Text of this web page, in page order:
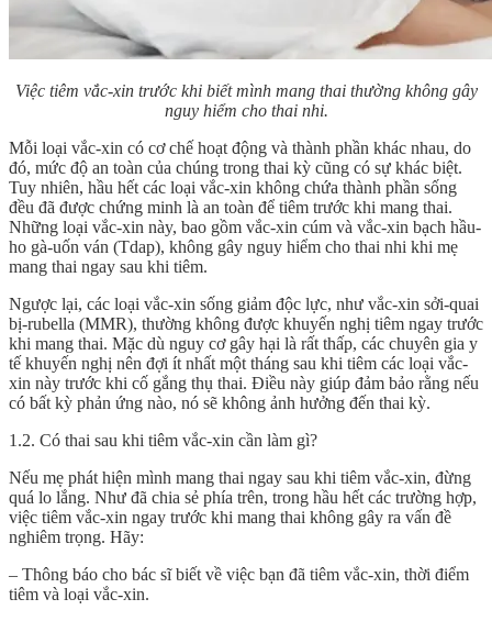
Việc tiêm vắc-xin trước khi biết mình mang thai thường không gây
nguy hiểm cho thai nhi.
Mỗi loại vắc-xin có cơ chế hoạt động và thành phần khác nhau, do
đó, mức độ an toàn của chúng trong thai kỳ cũng có sự khác biệt.
Tuy nhiên, hầu hết các loại vắc-xin không chứa thành phần sống
đều đã được chứng minh là an toàn để tiêm trước khi mang thai.
Những loại vắc-xin này, bao gồm vắc-xin cúm và vắc-xin bạch hầu-
ho gà-uốn ván (Tdap), không gây nguy hiểm cho thai nhi khi mẹ
mang thai ngay sau khi tiêm.
Ngược lại, các loại vắc-xin sống giảm độc lực, như vắc-xin sởi-quai
bị-rubella (MMR), thường không được khuyến nghị tiêm ngay trước
khi mang thai. Mặc dù nguy cơ gây hại là rất thấp, các chuyên gia y
tế khuyến nghị nên đợi ít nhất một tháng sau khi tiêm các loại vắc-
xin này trước khi cố gắng thụ thai. Điều này giúp đảm bảo rằng nếu
có bất kỳ phản ứng nào, nó sẽ không ảnh hưởng đến thai kỳ.
1.2. Có thai sau khi tiêm vắc-xin cần làm gì?
Nếu mẹ phát hiện mình mang thai ngay sau khi tiêm vắc-xin, đừng
quá lo lắng. Như đã chia sẻ phía trên, trong hầu hết các trường hợp,
việc tiêm vắc-xin ngay trước khi mang thai không gây ra vấn đề
nghiêm trọng. Hãy:
– Thông báo cho bác sĩ biết về việc bạn đã tiêm vắc-xin, thời điểm
tiêm và loại vắc-xin.